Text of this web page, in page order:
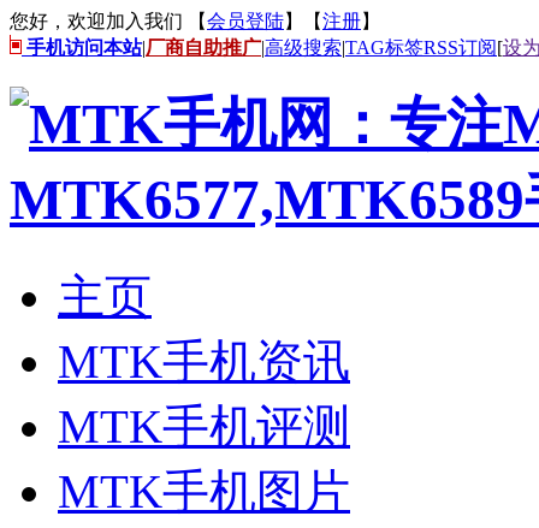
您好，欢迎加入我们 【会员登陆】【注册】
手机访问本站|厂商自助推广|高级搜索|TAG标签RSS订阅[设
主页
MTK手机资讯
MTK手机评测
MTK手机图片